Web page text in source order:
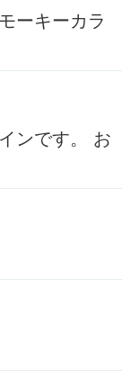
ーキーカラ
ンです。 お